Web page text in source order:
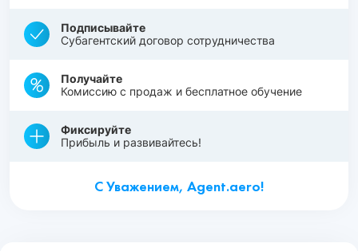
Подписывайте
Субагентский договор сотрудничества
Получайте
Комиссию с продаж и бесплатное обучение
Фиксируйте
Прибыль и развивайтесь!
С Уважением, Agent.aero!